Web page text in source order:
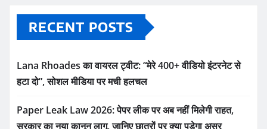
RECENT POSTS
Lana Rhoades का वायरल ट्वीट: “मेरे 400+ वीडियो इंटरनेट से
हटा दो”, सोशल मीडिया पर मची हलचल
Paper Leak Law 2026: पेपर लीक पर अब नहीं मिलेगी राहत,
सरकार का नया कानून लागू, जानिए छात्रों पर क्या पड़ेगा असर